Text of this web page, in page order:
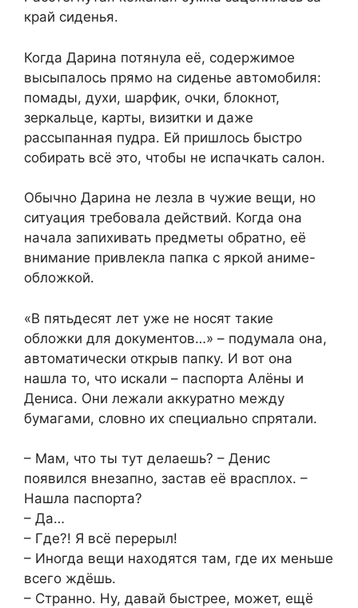
край сиденья.
Когда Дарина потянула её, содержимое
высыпалось прямо на сиденье автомобиля:
помады, духи, шарфик, очки, блокнот,
зеркальце, карты, визитки и даже
рассыпанная пудра. Ей пришлось быстро
собирать всё это, чтобы не испачкать салон.
Обычно Дарина не лезла в чужие вещи, но
ситуация требовала действий. Когда она
начала запихивать предметы обратно, её
внимание привлекла папка с яркой аниме-
обложкой.
«В пятьдесят лет уже не носят такие
обложки для документов…» – подумала она,
автоматически открыв папку. И вот она
нашла то, что искали – паспорта Алёны и
Дениса. Они лежали аккуратно между
бумагами, словно их специально спрятали.
– Мам, что ты тут делаешь? – Денис
появился внезапно, застав её врасплох. –
Нашла паспорта?
– Да…
– Где?! Я всё перерыл!
– Иногда вещи находятся там, где их меньше
всего ждёшь.
– Странно. Ну, давай быстрее, может, ещё